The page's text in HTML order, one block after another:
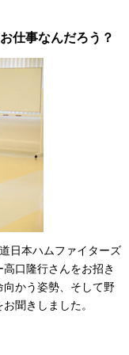
仕事なんだろう？
日本ハムファイターズ
口隆行さんをお招き
向かう姿勢、そして野
聞きしました。